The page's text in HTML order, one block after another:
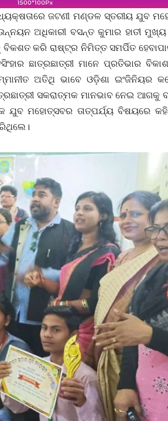
ଜଟଣୀ ମଣ୍ଡଳ ସ୍ତରୀୟ ଯୁବ
ଅଧିକାରୀ ବସନ୍ତ କୁମାର ହାତୀ
କରି ରାଷ୍ଟ୍ର ନିମିତ୍ତ ସମର୍ପିତ
ଛାତ୍ରଛାତ୍ରୀ ମାନେ ପ୍ରତିଭାର
ଅତିଥି ଭାବେ ଓଡ଼ିଶା ଇଂଜିନିୟର
ସକରାତ୍ମକ ମାନଭାବ ନେଇ ଆଗକୁ
ଯୁବ ମହୋତ୍ସବର ତାତ୍ପର୍ଯ୍ୟ ବିଷୟରେ